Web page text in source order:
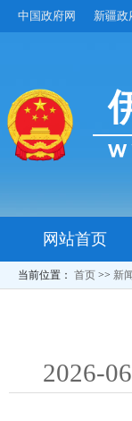
中国政府网 新疆政
网站首页
当前位置： 首页 >> 新
2026-